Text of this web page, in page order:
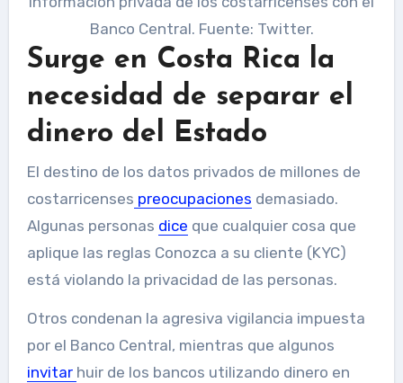
Banco Central. Fuente: Twitter.
Surge en Costa Rica la
necesidad de separar el
dinero del Estado
El destino de los datos privados de millones de
costarricenses preocupaciones demasiado.
Algunas personas dice que cualquier cosa que
aplique las reglas Conozca a su cliente (KYC)
está violando la privacidad de las personas.
Otros condenan la agresiva vigilancia impuesta
por el Banco Central, mientras que algunos
invitar huir de los bancos utilizando dinero en